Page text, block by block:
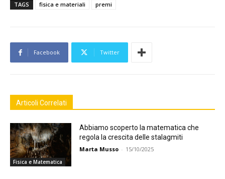
TAGS fisica e materiali premi
Facebook Twitter
Articoli Correlati
Fisica e Matematica
Abbiamo scoperto la matematica che
regola la crescita delle stalagmiti
Marta Musso - 15/10/2025